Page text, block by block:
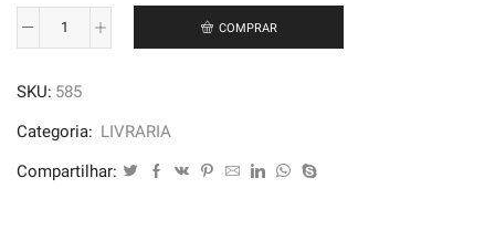
que
o
COMPRAR
SKU: 585
Categoria: LIVRARIA
Compartilhar: